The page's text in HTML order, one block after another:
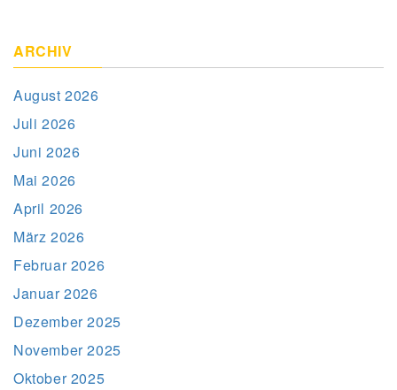
ARCHIV
August 2026
Juli 2026
Juni 2026
Mai 2026
April 2026
März 2026
Februar 2026
Januar 2026
Dezember 2025
November 2025
Oktober 2025